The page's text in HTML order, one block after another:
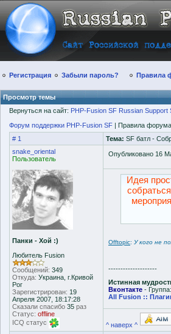
Регистрация Забыли пароль? Правила
Просмотр темы
Вернуться на сайт: PHP-Fusion SF Russian Support
Форум поддержки PHP-Fusion SF | Правила
# 1
Тема: SF батл -
snake_oriental
Пользователь
Панки - Хой :)
Любитель Fusion
Сообщений: 349
Откуда: Украина, г.Кривой
Рог
Зарегистрирован: 19
Апреля 2007, 18:17:28
Сказали спасибо 35 раз
Статус: offline
ICQ статус
Опубликовано 16
Идея
Offtopic: У кого не
--------------------
Истинная
Вконтакте - Группа:
All Fusion ::
^ наверх ^